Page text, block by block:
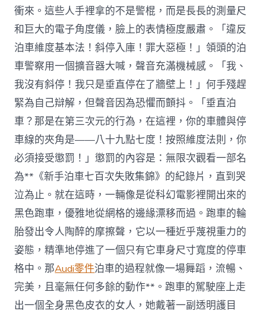
衝來。這些人手裡拿的不是警棍，而是長長的測量尺
和巨大的電子角度儀，臉上的表情極度嚴肅。「違反
泊車維度基本法！斜停入庫！罪大惡極！」領頭的泊
車警察用一個擴音器大喊，聲音充滿機械感。「我、
我沒有斜停！我只是垂直停在了牆壁上！」何手殘趕
緊為自己辯解，但聲音因為恐懼而顫抖。「垂直泊
車？那是在第三次元的行為，在這裡，你的車體與停
車線的夾角是——八十九點七度！按照維度法則，你
必須接受懲罰！」懲罰的內容是：無限次觀看一部名
為**《新手泊車七百次失敗集錦》的紀錄片，直到哭
泣為止。就在這時，一輛像是從科幻電影裡開出來的
黑色跑車，優雅地從網格的邊緣漂移而過。跑車的輪
胎發出令人陶醉的摩擦聲，它以一種近乎蔑視重力的
姿態，精準地停進了一個只有它車身尺寸寬度的停車
格中。那Audi零件泊車的過程就像一場舞蹈，流暢、
完美，且毫無任何多餘的動作**。跑車的駕駛座上走
出一個全身黑色皮衣的女人，她戴著一副透明護目